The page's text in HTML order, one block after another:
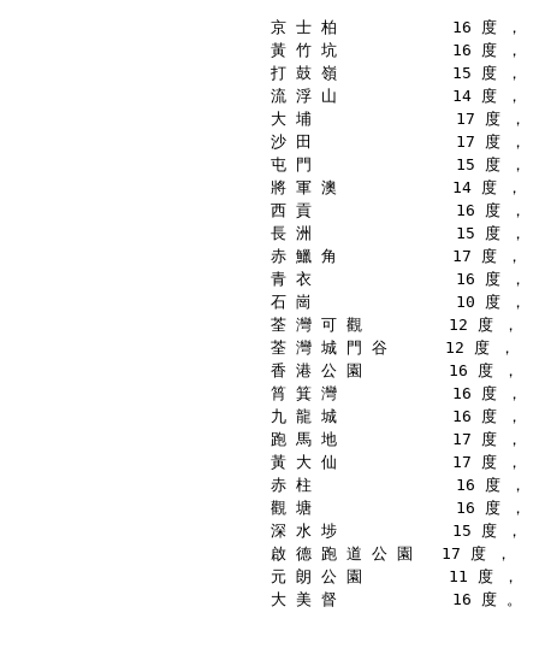
京 士 柏            16 度 ，
黃 竹 坑            16 度 ，
打 鼓 嶺            15 度 ，
流 浮 山            14 度 ，
大 埔               17 度 ，
沙 田               17 度 ，
屯 門               15 度 ，
將 軍 澳            14 度 ，
西 貢               16 度 ，
長 洲               15 度 ，
赤 鱲 角            17 度 ，
青 衣               16 度 ，
石 崗               10 度 ，
荃 灣 可 觀         12 度 ，
荃 灣 城 門 谷      12 度 ，
香 港 公 園         16 度 ，
筲 箕 灣            16 度 ，
九 龍 城            16 度 ，
跑 馬 地            17 度 ，
黃 大 仙            17 度 ，
赤 柱               16 度 ，
觀 塘               16 度 ，
深 水 埗            15 度 ，
啟 德 跑 道 公 園   17 度 ，
元 朗 公 園         11 度 ，
大 美 督            16 度 。